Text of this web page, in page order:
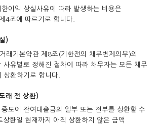
이익 상실사유에 따라 발생하는 비용은
4조에 따르기로 합니다.
)
래기본약관 제8조(기한전의 채무변제의무)의
사유별로 정해진 절차에 따라 채무자는 모든 채무
환하기로 합니다.
래 전 상환)
도에 잔여대출금의 일부 또는 전부를 상환할 수
상환일 현재까지 아직 상환하지 않은 금액